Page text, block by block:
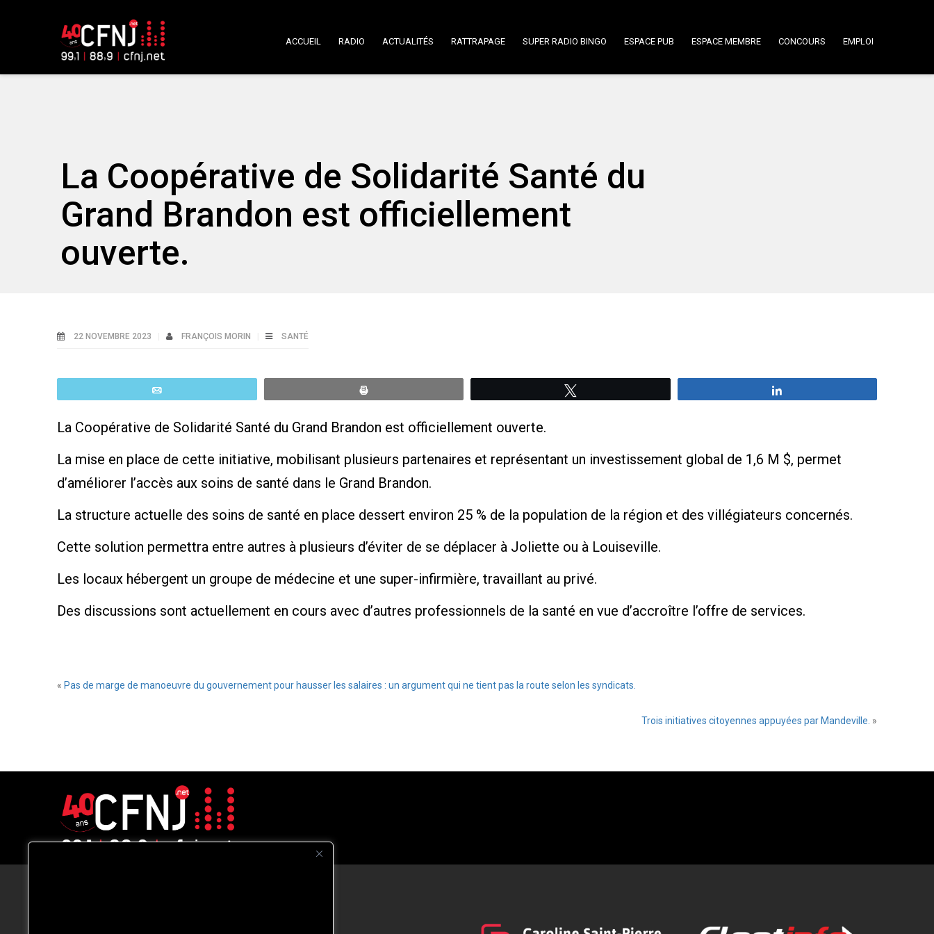
ACCUEIL RADIO ACTUALITÉS RATTRAPAGE SUPER RADIO BINGO ESPACE PUB ESPACE MEMBRE CONCOURS EMPLOI
La Coopérative de Solidarité Santé du
Grand Brandon est officiellement
ouverte.
22 NOVEMBRE 2023 FRANÇOIS MORIN SANTÉ
La Coopérative de Solidarité Santé du Grand Brandon est officiellement ouverte.
La mise en place de cette initiative, mobilisant plusieurs partenaires et représentant un investissement global de 1,6 M $, permet
d’améliorer l’accès aux soins de santé dans le Grand Brandon.
La structure actuelle des soins de santé en place dessert environ 25 % de la population de la région et des villégiateurs concernés.
Cette solution permettra entre autres à plusieurs d’éviter de se déplacer à Joliette ou à Louiseville.
Les locaux hébergent un groupe de médecine et une super-infirmière, travaillant au privé.
Des discussions sont actuellement en cours avec d’autres professionnels de la santé en vue d’accroître l’offre de services.
« Pas de marge de manoeuvre du gouvernement pour hausser les salaires : un argument qui ne tient pas la route selon les syndicats.
Trois initiatives citoyennes appuyées par Mandeville. »